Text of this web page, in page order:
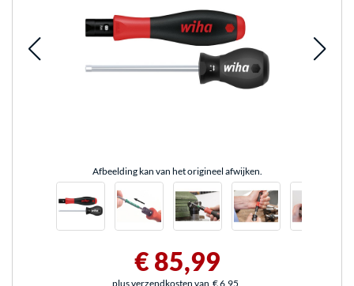
Afbeelding kan van het origineel afwijken.
€ 85,99
plus verzendkosten van € 6,95